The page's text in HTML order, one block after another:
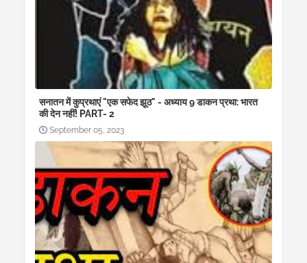
सनातन में कुप्रथाएं "एक सफेद झूठ" - अध्याय 9 डाकन प्रथा: भारत
की देन नहीं! PART- 2
September 05, 2023